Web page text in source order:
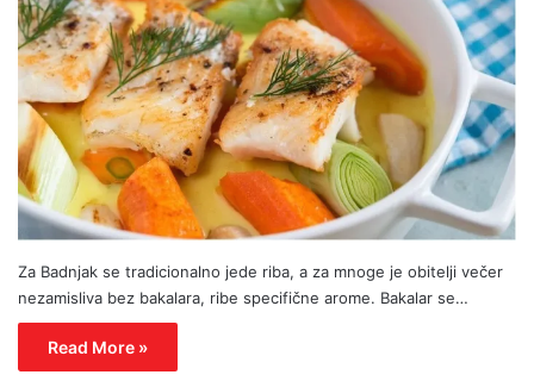
Za Badnjak se tradicionalno jede riba, a za mnoge je obitelji večer
nezamisliva bez bakalara, ribe specifične arome. Bakalar se…
Read More »